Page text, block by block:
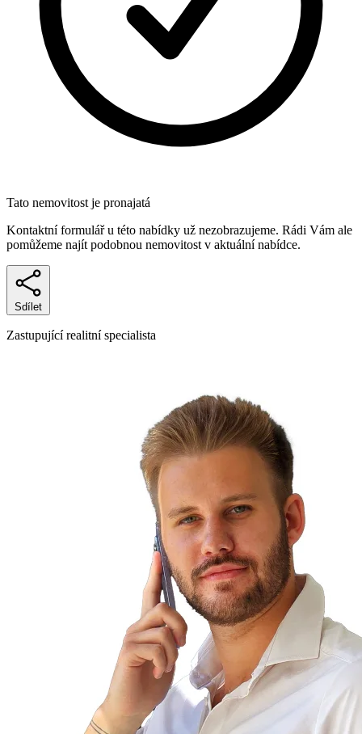
Tato nemovitost je pronajatá
Kontaktní formulář u této nabídky už nezobrazujeme. Rádi Vám ale
pomůžeme najít podobnou nemovitost v aktuální nabídce.
Sdílet
Zastupující realitní specialista